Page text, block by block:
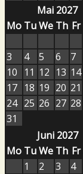
Mai 2027
Mo TuWe Th Fr
3
4 5 6 7
10
11 12 13 14
17 18 19 20 21
24 25 26 27 28
31
Juni 2027
Mo TuWe Th Fr
1
2 3 4